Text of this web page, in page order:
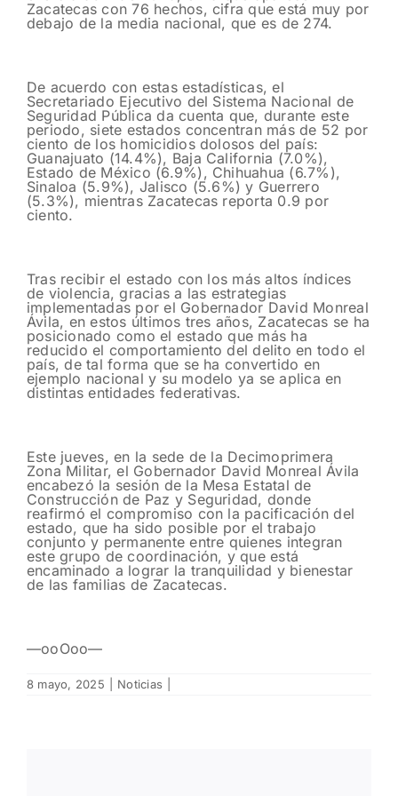
Zacatecas con 76 hechos, cifra que está muy por
debajo de la media nacional, que es de 274.
De acuerdo con estas estadísticas, el
Secretariado Ejecutivo del Sistema Nacional de
Seguridad Pública da cuenta que, durante este
periodo, siete estados concentran más de 52 por
ciento de los homicidios dolosos del país:
Guanajuato (14.4%), Baja California (7.0%),
Estado de México (6.9%), Chihuahua (6.7%),
Sinaloa (5.9%), Jalisco (5.6%) y Guerrero
(5.3%), mientras Zacatecas reporta 0.9 por
ciento.
Tras recibir el estado con los más altos índices
de violencia, gracias a las estrategias
implementadas por el Gobernador David Monreal
Ávila, en estos últimos tres años, Zacatecas se ha
posicionado como el estado que más ha
reducido el comportamiento del delito en todo el
país, de tal forma que se ha convertido en
ejemplo nacional y su modelo ya se aplica en
distintas entidades federativas.
Este jueves, en la sede de la Decimoprimera
Zona Militar, el Gobernador David Monreal Ávila
encabezó la sesión de la Mesa Estatal de
Construcción de Paz y Seguridad, donde
reafirmó el compromiso con la pacificación del
estado, que ha sido posible por el trabajo
conjunto y permanente entre quienes integran
este grupo de coordinación, y que está
encaminado a lograr la tranquilidad y bienestar
de las familias de Zacatecas.
—ooOoo—
8 mayo, 2025 Noticias